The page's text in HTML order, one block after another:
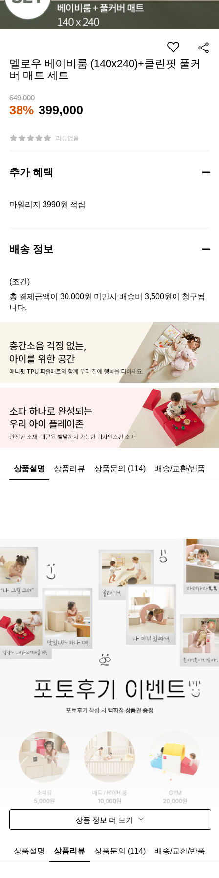
멜로우 베이비룸 (140x240)+클린핏 풀커
버 매트 세트
649,000
38% 399,000
리뷰없음
추가 혜택
마일리지 3990원 적립
배송 정보
(조건)
총 결제금액이 30,000원 미만시 배송비 3,500원이 청구됩
니다.
상품설명 상품리뷰 상품문의 (114) 배송/교환/반품
상품 정보 더 보기
상품설명 상품리뷰 상품문의 (114) 배송/교환/반품